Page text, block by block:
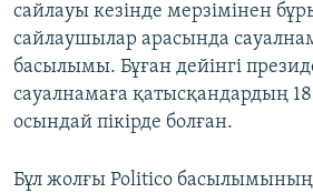
сайлауы кезінде мерзімінен
сайлаушылар арасында
басылымы. Бұған дейінгі
сауалнамаға қатысқандардың
осындай пікірде болған.
Бұл жолғы Politico